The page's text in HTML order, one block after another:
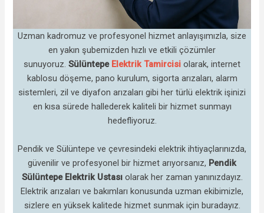
Uzman kadromuz ve profesyonel hizmet anlayışımızla, size
en yakın şubemizden hızlı ve etkili çözümler
sunuyoruz. Sülüntepe Elektrik Tamircisi olarak, internet
kablosu döşeme, pano kurulum, sigorta arızaları, alarm
sistemleri, zil ve diyafon arızaları gibi her türlü elektrik işinizi
en kısa sürede hallederek kaliteli bir hizmet sunmayı
hedefliyoruz.
Pendik ve Sülüntepe ve çevresindeki elektrik ihtiyaçlarınızda,
güvenilir ve profesyonel bir hizmet arıyorsanız, Pendik
Sülüntepe Elektrik Ustasıolarak her zaman yanınızdayız.
Elektrik arızaları ve bakımları konusunda uzman ekibimizle,
sizlere en yüksek kalitede hizmet sunmak için buradayız.